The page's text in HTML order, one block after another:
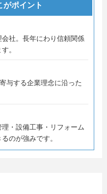
がポイント
社。長年にわり信頼関係
。
与する企業理念に沿った
・設備工事・リフォーム
のが強みです。